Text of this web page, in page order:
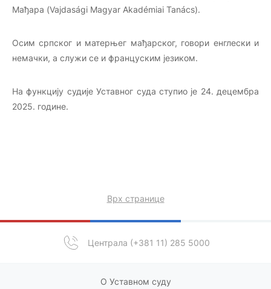
Мађара (Vajdasági Magyar Akadémiai Tanács).
Осим српског и матерњег мађарског, говори енглески и
немачки, а служи се и француским језиком.
На функцију судије Уставног суда ступио је 24. децембра
2025. године.
Централа (+381 11) 285 5000
Врх странице
О Уставном суду